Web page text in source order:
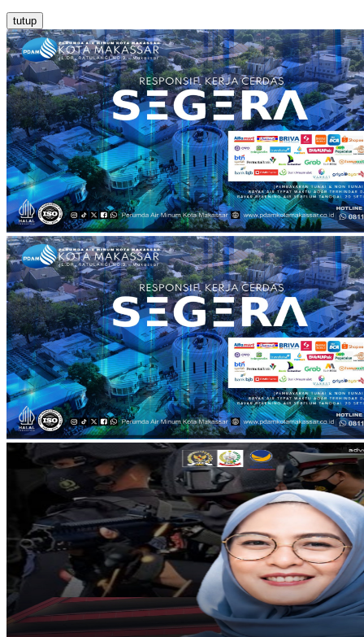
tutup